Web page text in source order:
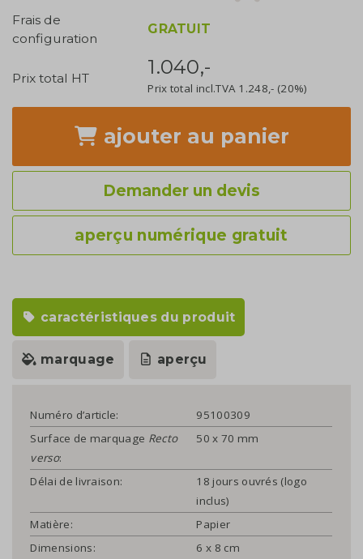
Frais de
configuration
GRATUIT
Prix total HT 1.040,-
Prix total incl.TVA 1.248,- (20%)
ajouter au panier
Demander un devis
aperçu numérique gratuit
caractéristiques du produit
marquage aperçu
Numéro d’article:
95100309
Surface de marquage Recto
verso:
50 x 70 mm
Délai de livraison:
18 jours ouvrés (logo
inclus)
Matière:
Papier
Dimensions:
6 x 8 cm